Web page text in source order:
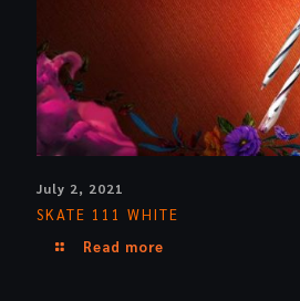
July 2, 2021
SKATE 111 WHITE
Read more